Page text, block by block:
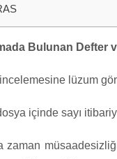
Bulunan Defter
lüzum
içinde sayı
zaman